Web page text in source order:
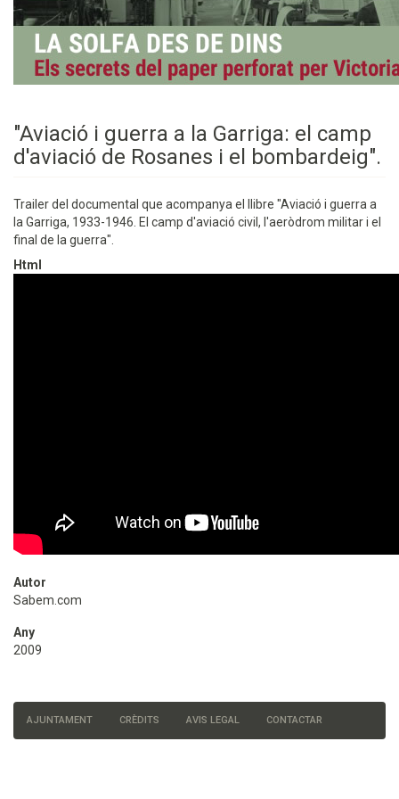
"Aviació i guerra a la Garriga: el camp
d'aviació de Rosanes i el bombardeig".
Trailer del documental que acompanya el llibre "Aviació i guerra a
la Garriga, 1933-1946. El camp d'aviació civil, l'aeròdrom militar i el
final de la guerra".
Html
Autor
Sabem.com
Any
2009
Menú
AJUNTAMENT CRÈDITS AVIS LEGAL CONTACTAR